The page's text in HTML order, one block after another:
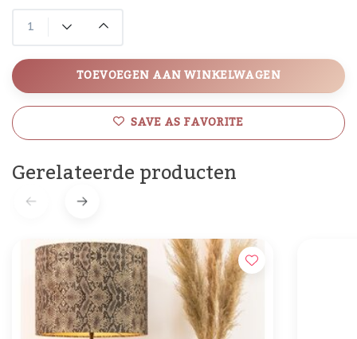
TOEVOEGEN AAN WINKELWAGEN
SAVE AS FAVORITE
Gerelateerde producten